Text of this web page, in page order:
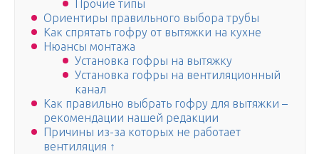
Прочие типы
Ориентиры правильного выбора трубы
Как спрятать гофру от вытяжки на кухне
Нюансы монтажа
Установка гофры на вытяжку
Установка гофры на вентиляционный
канал
Как правильно выбрать гофру для вытяжки –
рекомендации нашей редакции
Причины из-за которых не работает
вентиляция ↑